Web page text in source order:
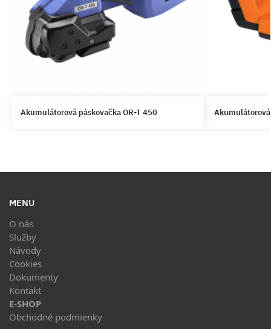
Akumulátorová páskovačka OR-T 450
MENU
O nás
Služby
Návody
Cookies
Dokumenty
Kontakt
E-SHOP
Obchodné podmienky